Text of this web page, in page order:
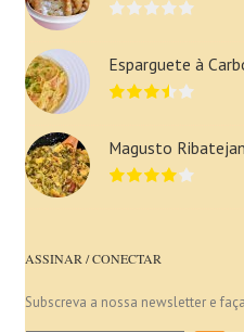
Esparguete à
Magusto
ASSINAR / CONECTAR
Subscreva a nossa newsletter e